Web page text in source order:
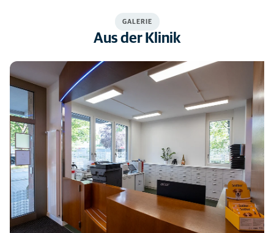
GALERIE
Aus der Klinik